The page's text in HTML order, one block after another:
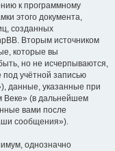
к программному
этого документа,
созданных
Вторым источником
которые вы
но не исчерпываются,
учётной записью
данные, указанные при
Веке» (в дальнейшем
вами после
сообщения»).
однозначно